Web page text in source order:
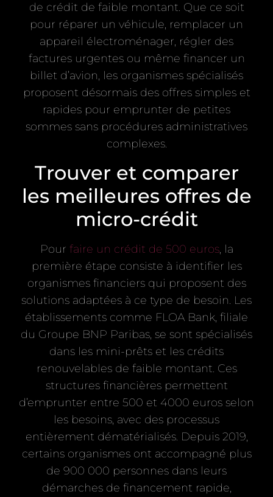
de crédit de faible montant. Que ce soit
pour réparer un véhicule, remplacer un
appareil électroménager, régler des
factures urgentes ou même financer un
billet d’avion, les organismes spécialisés
proposent désormais des offres simples et
rapides pour emprunter de petites
sommes sans procédures administratives
complexes.
Trouver et comparer
les meilleures offres de
micro-crédit
Pour faire un crédit de 500 euros, la
première étape consiste à identifier les
organismes financiers qui proposent des
solutions adaptées à ce type de besoin. Les
établissements comme FLOA Bank, filiale
du Groupe BNP Paribas, se sont spécialisés
dans les mini-prêts et les crédits
renouvelables de faible montant. Ces
structures financières permettent
d’emprunter entre 500 et 4000 euros selon
les besoins, avec des processus
entièrement dématérialisés. Depuis 2019,
certains organismes ont accompagné plus
de 900 000 personnes dans leurs
démarches de financement rapide,